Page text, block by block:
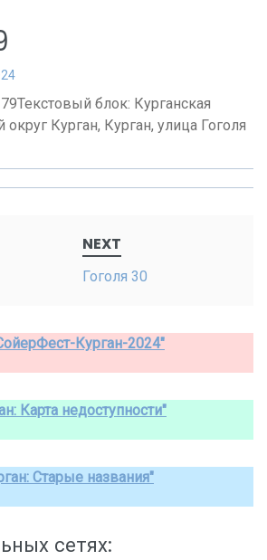
блок: Курганская
округ Курган, Курган, улица Гоголя
NEXT
Гоголя 30
Курган-2024"
Карта недоступности"
Старые названия"
сетях: